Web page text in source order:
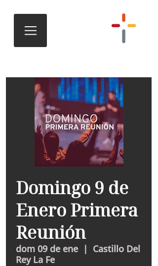
Domingo 9 de
Enero Primera
Reunión
dom 09 de ene
  |
Castillo Del
Rey La Fe